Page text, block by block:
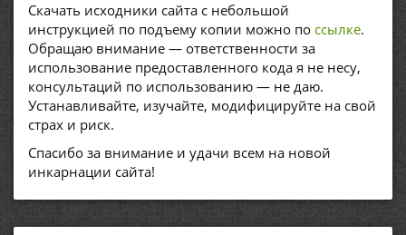
Скачать исходники сайта с небольшой
инструкцией по подъему копии можно по ссылке.
Обращаю внимание — ответственности за
использование предоставленного кода я не несу,
консультаций по использованию — не даю.
Устанавливайте, изучайте, модифицируйте на свой
страх и риск.
Спасибо за внимание и удачи всем на новой
инкарнации сайта!